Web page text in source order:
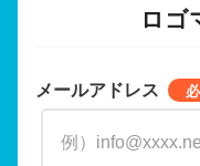
ロゴ
メールアドレス